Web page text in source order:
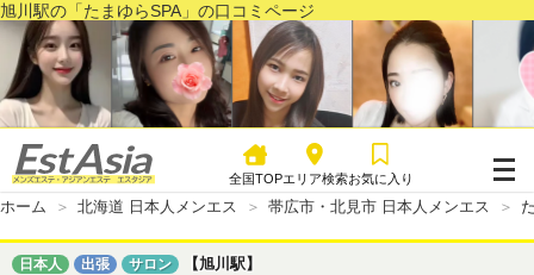
旭川駅の「たまゆらSPA」の口コミページ
全国TOPエリア検索お気に入り
ホーム 北海道 日本人メンエス 帯広市・北見市 日本人メンエス
日本人 出張 サロン 【旭川駅】